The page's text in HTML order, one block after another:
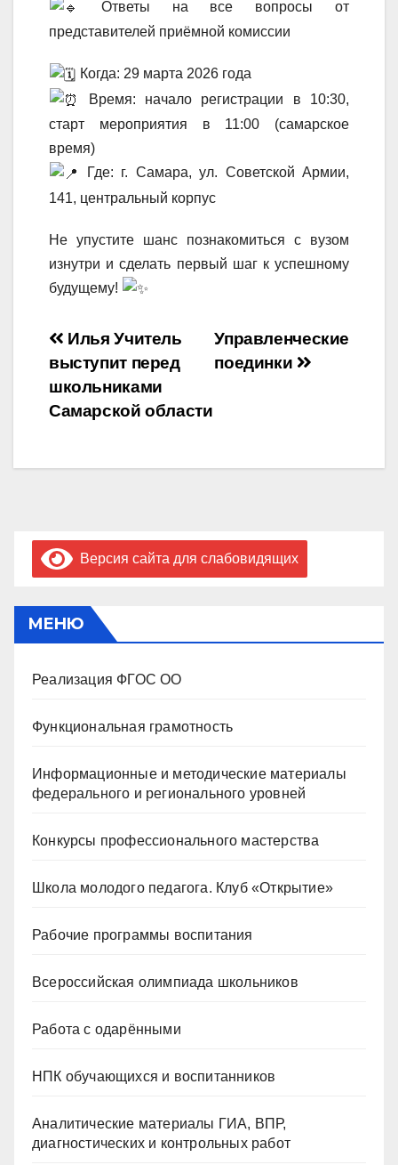
Ответы на все вопросы от
представителей приёмной комиссии
Когда: 29 марта 2026 года
Время: начало регистрации в 10:30,
старт мероприятия в 11:00 (самарское
время)
Где: г. Самара, ул. Советской Армии,
141, центральный корпус
Не упустите шанс познакомиться с вузом
изнутри и сделать первый шаг к успешному
будущему!
Навигация
по
записям
Управленческие
поединки
Илья Учитель
выступит перед
школьниками
Самарской области
Версия сайта для слабовидящих
МЕНЮ
Реализация ФГОС ОО
Функциональная грамотность
Информационные и методические материалы
федерального и регионального уровней
Конкурсы профессионального мастерства
Школа молодого педагога. Клуб «Открытие»
Рабочие программы воспитания
Всероссийская олимпиада школьников
Работа с одарёнными
НПК обучающихся и воспитанников
Аналитические материалы ГИА, ВПР,
диагностических и контрольных работ